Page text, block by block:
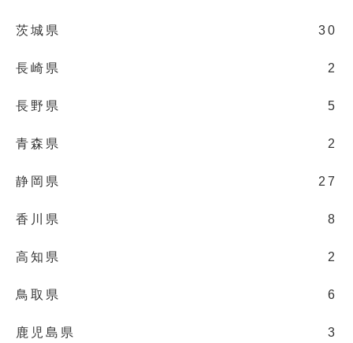
茨城県 30
長崎県 2
長野県 5
青森県 2
静岡県 27
香川県 8
高知県 2
鳥取県 6
鹿児島県 3